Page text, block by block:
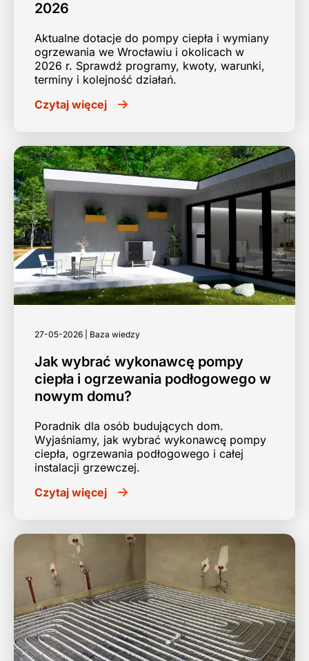
2026
Aktualne dotacje do pompy ciepła i wymiany
ogrzewania we Wrocławiu i okolicach w
2026 r. Sprawdź programy, kwoty, warunki,
terminy i kolejność działań.
Czytaj więcej
27-05-2026 | Baza wiedzy
Jak wybrać wykonawcę pompy
ciepła i ogrzewania podłogowego w
nowym domu?
Poradnik dla osób budujących dom.
Wyjaśniamy, jak wybrać wykonawcę pompy
ciepła, ogrzewania podłogowego i całej
instalacji grzewczej.
Czytaj więcej